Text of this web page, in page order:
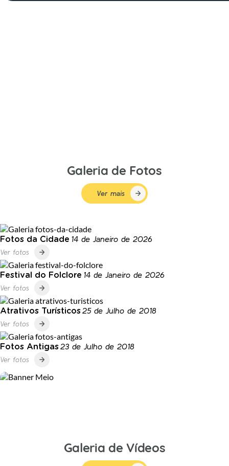
Galeria de Fotos
Ver mais
Fotos da Cidade 14 de Janeiro de 2026
Ver fotos
Festival do Folclore 14 de Janeiro de 2026
Ver fotos
Atrativos Turísticos25 de Julho de 2018
Ver fotos
Fotos Antigas23 de Julho de 2018
Ver fotos
Galeria de Vídeos